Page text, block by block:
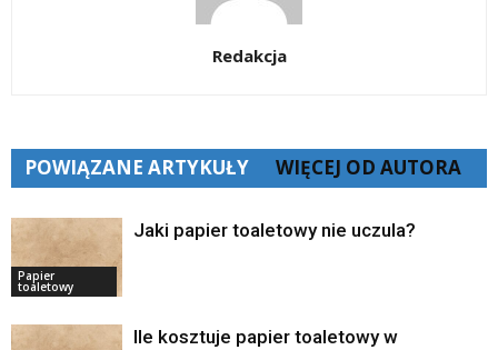
Redakcja
POWIĄZANE ARTYKUŁY WIĘCEJ OD AUTORA
Papier
toaletowy
Jaki papier toaletowy nie uczula?
Ile kosztuje papier toaletowy w